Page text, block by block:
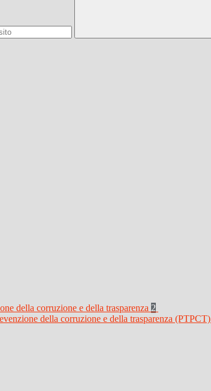
della corruzione e della trasparenza 2
della corruzione e della trasparenza (PTPCT)